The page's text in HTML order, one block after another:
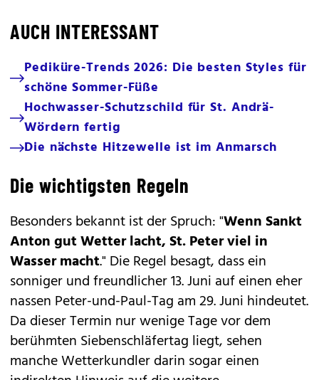
AUCH INTERESSANT
Pediküre-Trends 2026: Die besten Styles für
schöne Sommer-Füße
Hochwasser-Schutzschild für St. Andrä-
Wördern fertig
Die nächste Hitzewelle ist im Anmarsch
Die wichtigsten Regeln
Besonders bekannt ist der Spruch: "Wenn Sankt
Anton gut Wetter lacht, St. Peter viel in
Wasser macht." Die Regel besagt, dass ein
sonniger und freundlicher 13. Juni auf einen eher
nassen Peter-und-Paul-Tag am 29. Juni hindeutet.
Da dieser Termin nur wenige Tage vor dem
berühmten Siebenschläfertag liegt, sehen
manche Wetterkundler darin sogar einen